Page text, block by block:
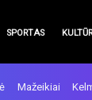
SPORTAS
Mažeikiai